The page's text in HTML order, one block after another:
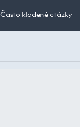
Často kladené otázky